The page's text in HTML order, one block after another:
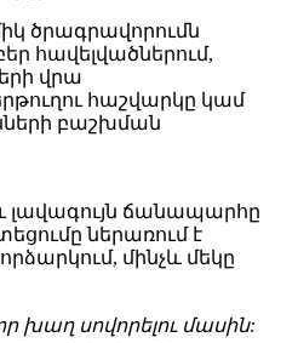
ծրագրավորումն
հավելվածներում,
վրա
հաշվարկը կամ
բաշխման
լավագույն ճանապարհը
ներառում է
մինչև մեկը
խաղ սովորելու մասին: